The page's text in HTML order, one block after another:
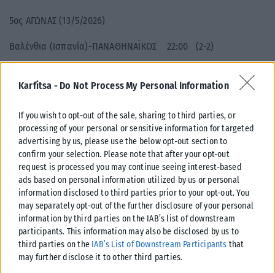
Karfitsa - Do Not Process My Personal Information
If you wish to opt-out of the sale, sharing to third parties, or
processing of your personal or sensitive information for targeted
advertising by us, please use the below opt-out section to
confirm your selection. Please note that after your opt-out
request is processed you may continue seeing interest-based
ads based on personal information utilized by us or personal
information disclosed to third parties prior to your opt-out. You
may separately opt-out of the further disclosure of your personal
information by third parties on the IAB’s list of downstream
participants. This information may also be disclosed by us to
third parties on the IAB’s List of Downstream Participants that
may further disclose it to other third parties.
5ος ΑΓΩΝΑΣ (13/5/2026)
Βαλένθια (Ισπανία)-ΠΑΝΑΘΗΝΑΪΚΟΣ 22:00 (2-2)
ανάμεσα στη Βαλένθια και τον Παναθηναϊκό:
(2) ΒΑΛΕΝΘΙΑ – (7) ΠΑΝΑΘΗΝΑΪΚΟΣ
Game 1: Βαλένθια (Ισπανία) – ΠΑΝΑΘΗΝΑΪΚΟΣ 67-68 (0-1)
Game 2: Βαλένθια (Ισπανία) – ΠΑΝΑΘΗΝΑΪΚΟΣ 105-107 παρ.,
95-95κ.α. (0-2)
Game 3: ΠΑΝΑΘΗΝΑΪΚΟΣ – Βαλένθια (Ισπανία) 87-91 (2-1)
Game 4: ΠΑΝΑΘΗΝΑΪΚΟΣ – Βαλένθια (Ισπανία) 86-89 (2-2)